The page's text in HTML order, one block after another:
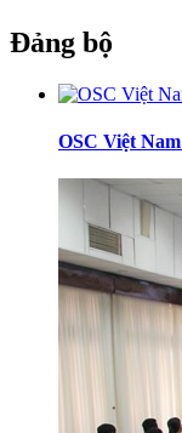
Đảng bộ
OSC Việt